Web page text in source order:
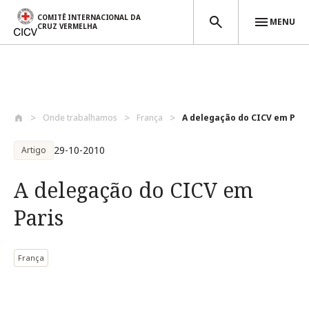
COMITÊ INTERNACIONAL DA
CRUZ VERMELHA
MENU
Onde trabalhamos França A delegação do CICV em
Artigo 29-10-2010
A delegação do CICV em
Paris
França